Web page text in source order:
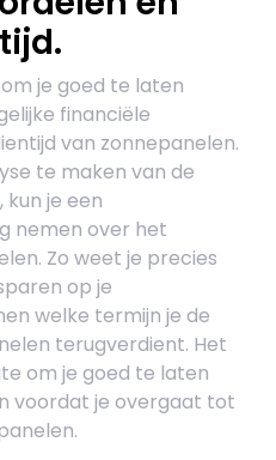
je goed te laten
financiële
van zonnepanelen.
te maken van de
je een
nemen over het
Zo weet je precies
op je
welke termijn je de
terugverdient. Het
om je goed te laten
voordat je overgaat tot